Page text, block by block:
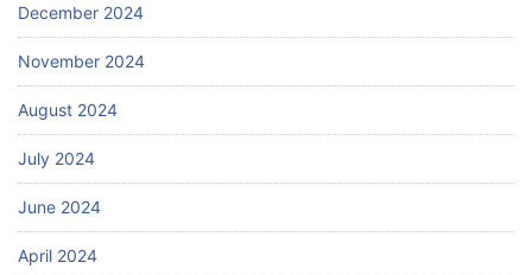
December 2024
November 2024
August 2024
July 2024
June 2024
April 2024